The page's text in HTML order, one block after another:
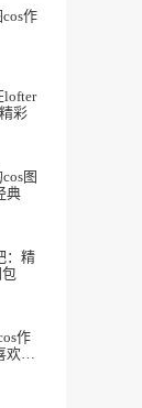
作
lofter
彩
图
典
：精
作
欢的